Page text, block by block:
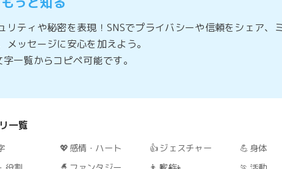
リティや秘密を表現！SNSでプライバシーや信頼をシェア、
ッセージに安心を加えよう。
一覧からコピペ可能です。
一覧
💖 感情・ハート 👍 ジェスチャー 💪 身体